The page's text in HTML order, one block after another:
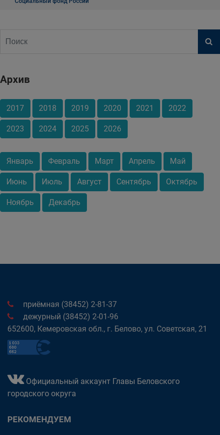
Архив
2017 2018 2019 2020 2021 2022
2023 2024 2025 2026
Январь Февраль Март Апрель Май
Июнь Июль Август Сентябрь Октябрь
Ноябрь Декабрь
приёмная (38452) 2-81-37
дежурный (38452) 2-01-96
652600, Кемеровская обл., г. Белово, ул. Советская, 21
Официальный аккаунт Главы Беловского
городского округа
РЕКОМЕНДУЕМ